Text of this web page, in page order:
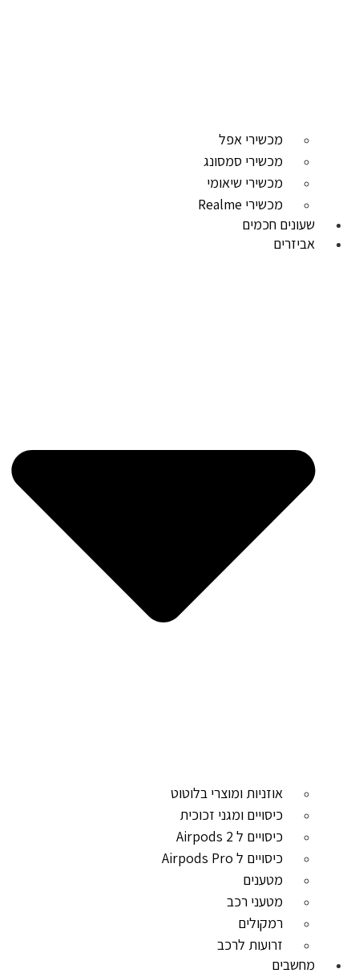
מכשירי אפל
מכשירי סמסונג
מכשירי שיאומי
מכשירי Realme
שעונים חכמים
אביזרים
אוזניות ומוצרי בלוטוט
כיסויים ומגני זכוכית
כיסויים ל Airpods 2
כיסויים ל Airpods Pro
מטענים
מטעני רכב
רמקולים
זרועות לרכב
מחשבים